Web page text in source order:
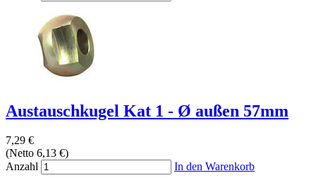
Austauschkugel Kat 1 - Ø außen 57mm
7,29 €
(Netto 6,13 €)
Anzahl
In den Warenkorb